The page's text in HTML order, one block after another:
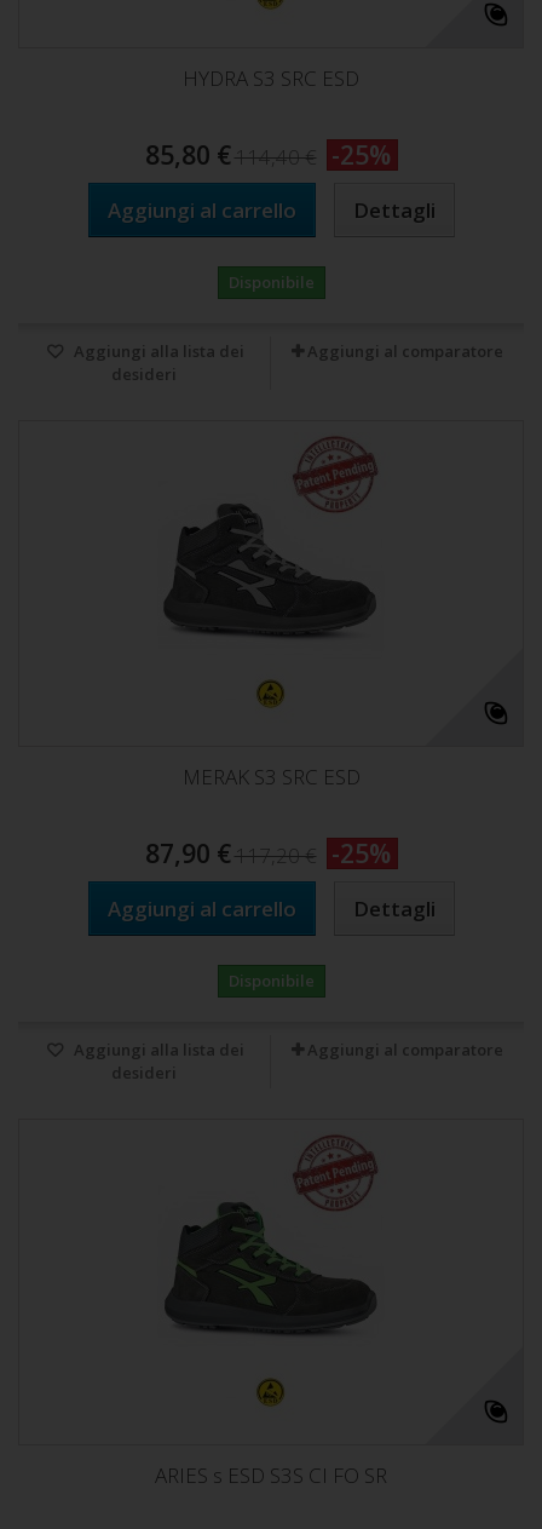
HYDRA S3 SRC ESD
85,80 €114,40 € -25%
Aggiungi al carrello Dettagli
Disponibile
Aggiungi alla lista dei
desideri
Aggiungi al comparatore
MERAK S3 SRC ESD
87,90 €117,20 € -25%
Aggiungi al carrello Dettagli
Disponibile
Aggiungi alla lista dei
desideri
Aggiungi al comparatore
ARIES s ESD S3S CI FO SR